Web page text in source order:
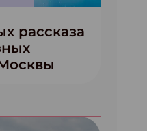
рассказа